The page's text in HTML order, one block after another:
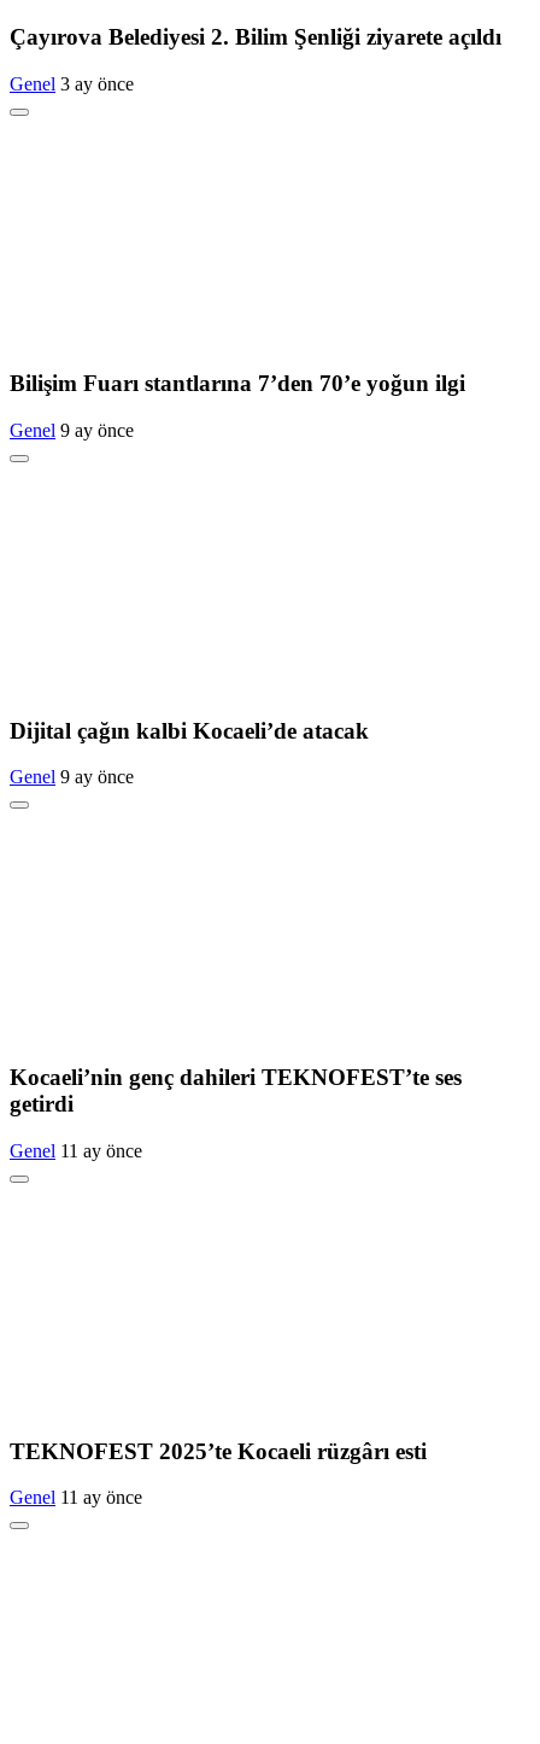
Çayırova Belediyesi 2. Bilim Şenliği ziyarete açıldı
Genel 3 ay önce
Bilişim Fuarı stantlarına 7’den 70’e yoğun ilgi
Genel 9 ay önce
Dijital çağın kalbi Kocaeli’de atacak
Genel 9 ay önce
Kocaeli’nin genç dahileri TEKNOFEST’te ses
getirdi
Genel 11 ay önce
TEKNOFEST 2025’te Kocaeli rüzgârı esti
Genel 11 ay önce